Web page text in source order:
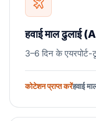
हवाई माल ढुलाई
3–6 दिन के
कोटेशन प्राप्त करेंहवाई